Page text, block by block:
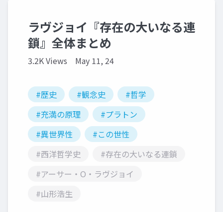
ラヴジョイ『存在の大いなる連
鎖』全体まとめ
3.2K Views May 11, 24
#歴史 #観念史
#哲学
#充満の原理
#プラトン
#異世界性
#この世性
#西洋哲学史
#存在の大いなる連鎖
#アーサー・O・ラヴジョイ
#山形浩生